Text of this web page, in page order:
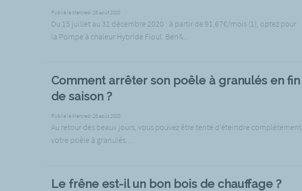
Publié le Mercredi 26 août 2020
Du 15 juillet au 31 décembre 2020 : à partir de 91,67€/mois (1), optez pour
la Pompe à chaleur Hybride Fioul. Bén&...
Comment arrêter son poêle à granulés en fin
de saison ?
Publié le Mercredi 26 août 2020
Au retour des beaux jours, vous pouvez être tenté d’éteindre complètement
votre poêle à granulés....
Le frêne est-il un bon bois de chauffage ?